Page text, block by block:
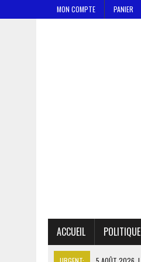
MON COMPTE PANIER
ACCUEIL POLITIQUE